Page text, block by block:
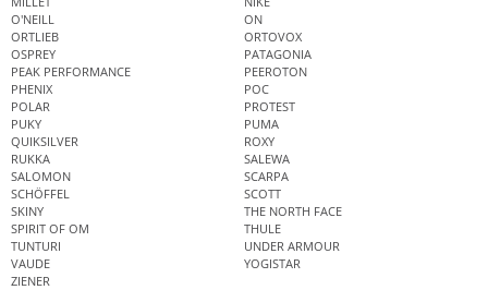
O'NEILL
ON
ORTLIEB
ORTOVOX
OSPREY
PATAGONIA
PEAK PERFORMANCE
PEEROTON
PHENIX
POC
POLAR
PROTEST
PUKY
PUMA
QUIKSILVER
ROXY
RUKKA
SALEWA
SALOMON
SCARPA
SCHÖFFEL
SCOTT
SKINY
THE NORTH FACE
SPIRIT OF OM
THULE
TUNTURI
UNDER ARMOUR
VAUDE
YOGISTAR
ZIENER